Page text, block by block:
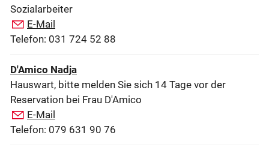
Sozialarbeiter
E-Mail
Telefon: 031 724 52 88
D'Amico Nadja
Hauswart, bitte melden Sie sich 14 Tage vor der
Reservation bei Frau D'Amico
E-Mail
Telefon: 079 631 90 76